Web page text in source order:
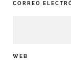
CORREO
WEB